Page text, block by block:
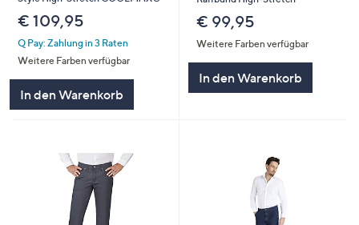
€ 109,95
Q Pay: Zahlung in 3 Raten
Weitere Farben verfügbar
In den Warenkorb
€ 99,95
Weitere Farben verfügbar
In den Warenkorb